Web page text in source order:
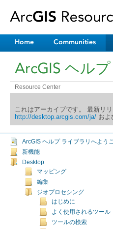
Home Communities
ArcGIS ヘルプ
Resource Center
これはアーカイブです。 最新リ
http://desktop.arcgis.com/ja/およ
ArcGIS ヘルプ ライブラリへよう
新機能
Desktop
マッピング
編集
ジオプロセシング
はじめに
よく使用されるツール
ツールの検索